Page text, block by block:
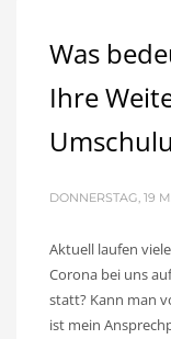
Was
Ihre
DONNERSTAG, 19
Aktuell laufen
Corona bei uns
statt? Kann man
ist mein